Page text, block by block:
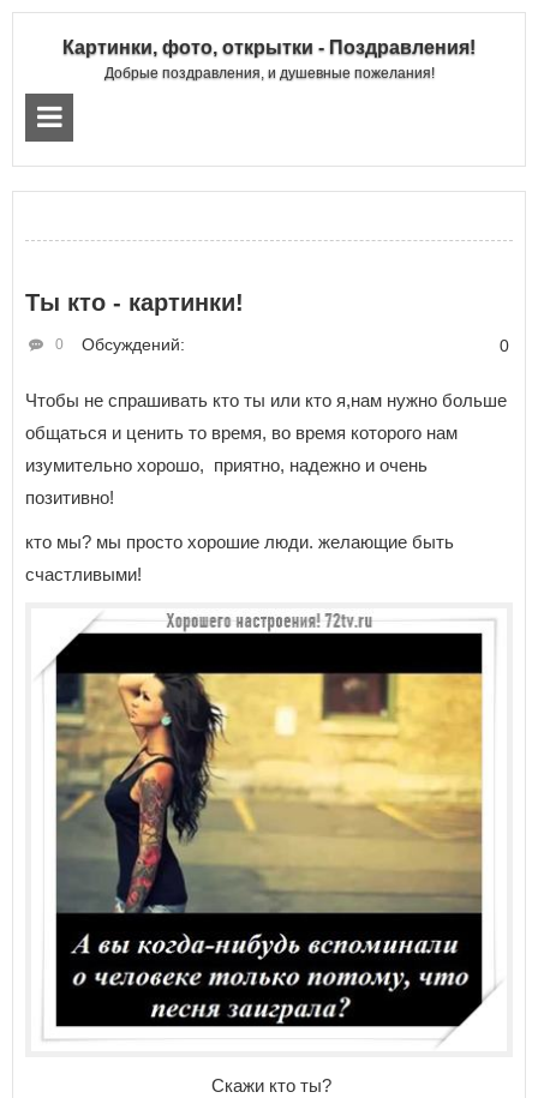
Картинки, фото, открытки - Поздравления!
Добрые поздравления, и душевные пожелания!
Ты кто - картинки!
Обсуждений:
0 0
Чтобы не спрашивать кто ты или кто я,нам нужно больше
общаться и ценить то время, во время которого нам
изумительно хорошо, приятно, надежно и очень
позитивно!
кто мы? мы просто хорошие люди. желающие быть
счастливыми!
Скажи кто ты?